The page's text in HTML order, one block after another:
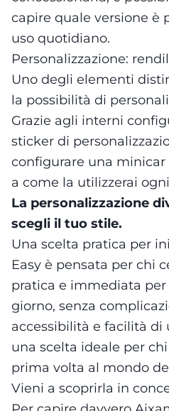
capire quale versione è
uso quotidiano.
Personalizzazione:
Uno degli elementi
la possibilità di
Grazie agli interni
sticker di
configurare una minicar
a come la utilizzerai
La personalizzazione
scegli il tuo stile.
Una scelta pratica per
Easy è pensata per chi
pratica e immediata
giorno, senza
accessibilità e facilità di
una scelta ideale per
prima volta al mondo
Vieni a scoprirla in